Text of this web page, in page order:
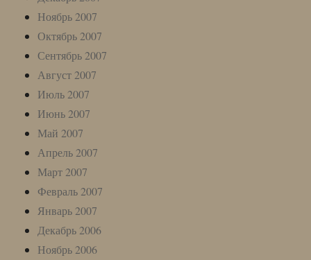
Ноябрь 2007
Октябрь 2007
Сентябрь 2007
Август 2007
Июль 2007
Июнь 2007
Май 2007
Апрель 2007
Март 2007
Февраль 2007
Январь 2007
Декабрь 2006
Ноябрь 2006